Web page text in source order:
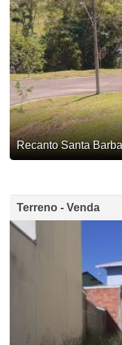
Recanto Santa
Terreno - Venda